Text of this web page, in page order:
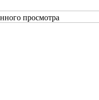
просмотра